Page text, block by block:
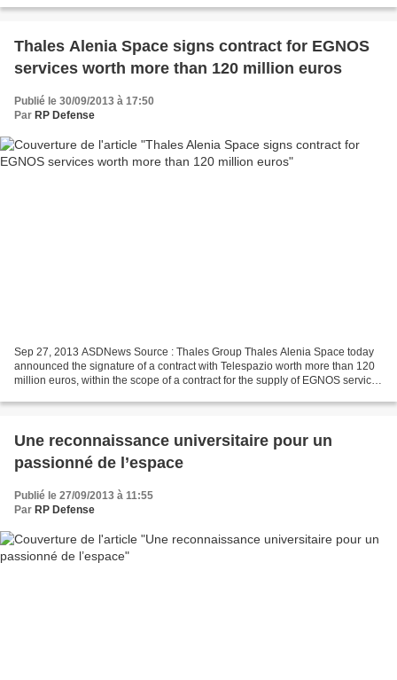
Thales Alenia Space signs contract for EGNOS
services worth more than 120 million euros
Publié le 30/09/2013 à 17:50
Par RP Defense
Sep 27, 2013 ASDNews Source : Thales Group Thales Alenia Space today
announced the signature of a contract with Telespazio worth more than 120
million euros, within the scope of a contract for the supply of EGNOS services
Une reconnaissance universitaire pour un
passionné de l’espace
Publié le 27/09/2013 à 11:55
Par RP Defense